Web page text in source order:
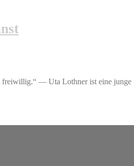
freiwillig.“ — Uta Lothner ist eine